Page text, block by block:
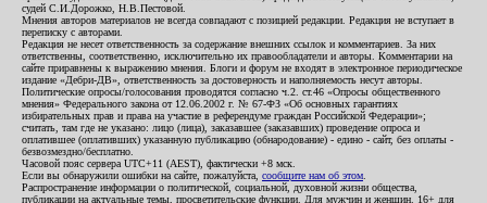
судей С.И.Дорожко, Н.В.Пестовой.
Мнения авторов материалов не всегда совпадают с позицией редакции. Редакция не вступает в
переписку с авторами.
Редакция не несет ответственность за содержание внешних ссылок и комментариев. За них
ответственны, соответственно, исключительно их правообладатели и авторы. Комментарии на
сайте приравнены к выражению мнения. Блоги и форум не входят в электронное периодическое
издание «Дебри-ДВ», ответственность за достоверность и наполняемость несут авторы.
Политические опросы/голосования проводятся согласно ч.2. ст.46 «Опросы общественного
мнения» Федерального закона от 12.06.2002 г. № 67-ФЗ «Об основных гарантиях
избирательных прав и права на участие в референдуме граждан Российской Федерации»;
считать, там где не указано: лицо (лица), заказавшее (заказавших) проведение опроса и
оплатившее (оплативших) указанную публикацию (обнародование) - едино - сайт, без оплаты -
безвозмездно/бесплатно.
Часовой пояс сервера UTC+11 (AEST), фактически +8 мск.
Если вы обнаружили ошибки на сайте, пожалуйста, сообщите нам об этом
Распространение информации о политической, социальной, духовной жизни общества,
публикации на актуальные темы, просветительские функции. Для мужчин и женщин. 16+ для